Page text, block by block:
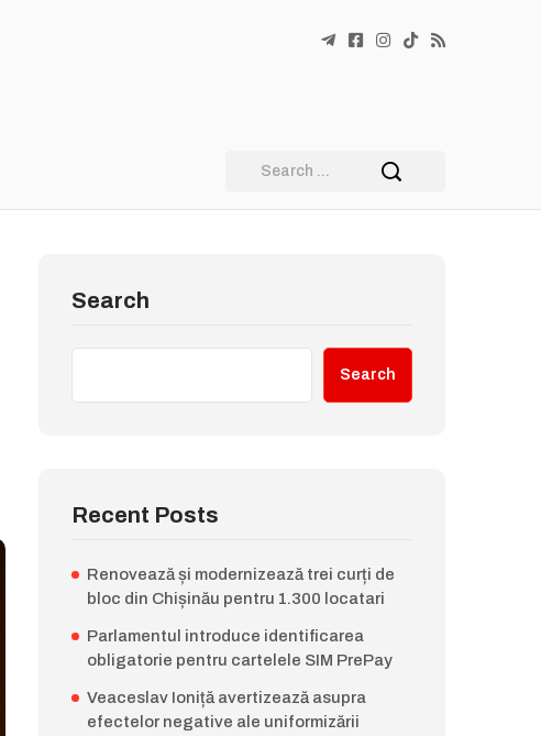
Search
Search
Recent Posts
Renovează și modernizează trei curți de
bloc din Chișinău pentru 1.300 locatari
Parlamentul introduce identificarea
obligatorie pentru cartelele SIM PrePay
Veaceslav Ioniță avertizează asupra
efectelor negative ale uniformizării